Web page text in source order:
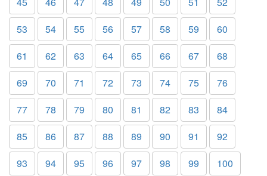
53
54 55 56 57 58 59
60
61
62 63 64 65 66 67
68
69
70 71 72 73 74 75
76
77
78 79 80 81 82 83
84
85
86 87 88 89 90 91
92
93
94 95 96 97 98 99
100